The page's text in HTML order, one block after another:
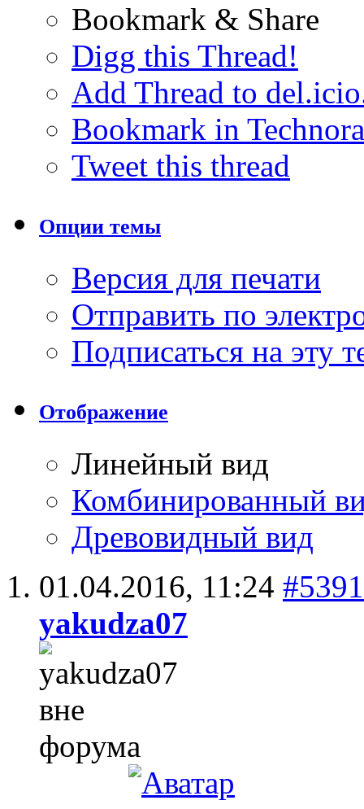
Bookmark & Share
Digg this Thread!
Add Thread to
Bookmark in
Tweet this thread
Опции темы
Версия для печати
Отправить по
Подписаться на эту
Отображение
Линейный вид
Комбинированный
Древовидный вид
01.04.2016, 11:24 #5391
yakudza07